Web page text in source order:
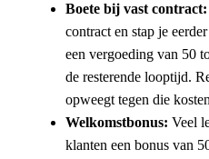
Boete bij vast contract:
contract en stap je
een vergoeding van 50
de resterende looptijd.
opweegt tegen die
Welkomstbonus: Veel
klanten een bonus van